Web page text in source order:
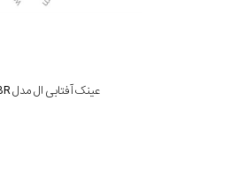
عینک آفتابی ال مدل EL14952/BR